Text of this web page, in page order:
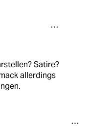
Satire?
allerdings